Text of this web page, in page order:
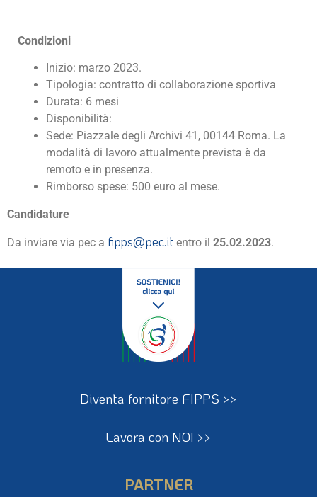
Condizioni
Inizio: marzo 2023.
Tipologia: contratto di collaborazione sportiva
Durata: 6 mesi
Disponibilità:
Sede: Piazzale degli Archivi 41, 00144 Roma. La
modalità di lavoro attualmente prevista è da
remoto e in presenza.
Rimborso spese: 500 euro al mese.
Candidature
Da inviare via pec a fipps@pec.it entro il 25.02.2023.
Diventa fornitore FIPPS >>
Lavora con NOI >>
PARTNER